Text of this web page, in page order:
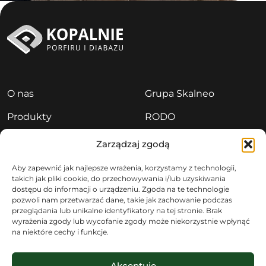
Zarządzaj zgodą
Aby zapewnić jak najlepsze wrażenia, korzystamy z technologii,
takich jak pliki cookie, do przechowywania i/lub uzyskiwania
dostępu do informacji o urządzeniu. Zgoda na te technologie
pozwoli nam przetwarzać dane, takie jak zachowanie podczas
przeglądania lub unikalne identyfikatory na tej stronie. Brak
wyrażenia zgody lub wycofanie zgody może niekorzystnie wpłynąć
na niektóre cechy i funkcje.
O nas
Produkty
Kariera
Kontakt
Grupa Skalneo
RODO
Polityka prywatności
Sygnaliści